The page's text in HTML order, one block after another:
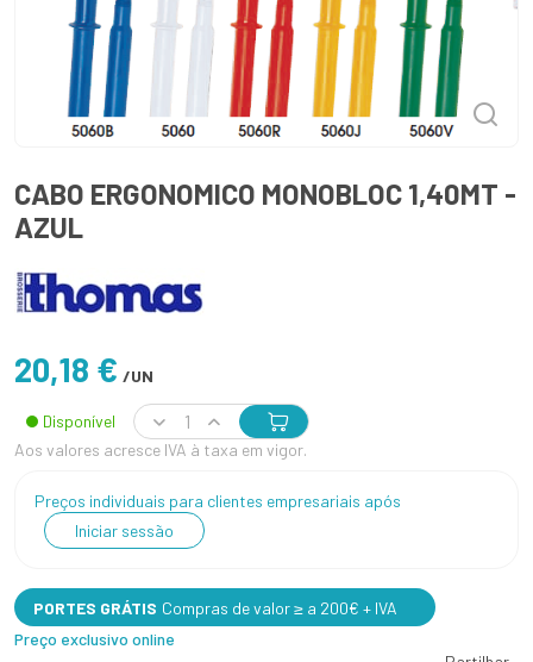
CABO ERGONOMICO MONOBLOC 1,40MT -
AZUL
20,18 € /UN
Disponível
Aos valores acresce IVA à taxa em vigor.
Preços individuais para clientes empresariais após
Iniciar sessão
PORTES GRÁTIS Compras de valor ≥ a 200€ + IVA
Preço exclusivo online